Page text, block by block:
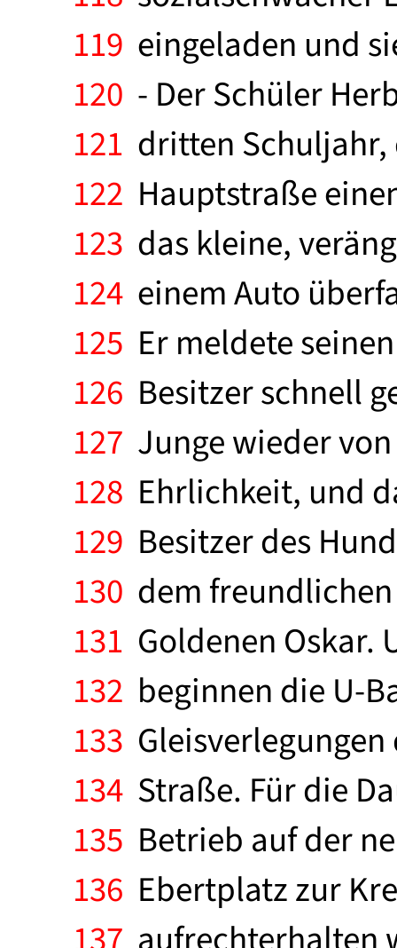
119 eingeladen und
120 - Der Schüler
121 dritten
122 Hauptstraße
123 das kleine,
124 einem Auto
125 Er meldete
126 Besitzer schnell
127 Junge wieder
128 Ehrlichkeit, und
129 Besitzer des
130 dem
131 Goldenen Oskar.
132 beginnen die U-
133
134 Straße. Für die
135 Betrieb auf der
136 Ebertplatz zur